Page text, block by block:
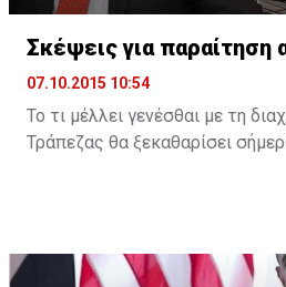
Σκέψεις για παραίτηση
07.10.2015 10:54
Το τι μέλλει γενέσθαι με τη
Τράπεζας θα ξεκαθαρίσει
δεν έχει ακόμη επιβεβαιωθεί
βρίσκεται στην Κεντρική